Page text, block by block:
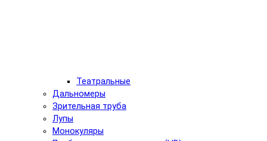
Театральные
Дальномеры
Зрительная труба
Лупы
Монокуляры